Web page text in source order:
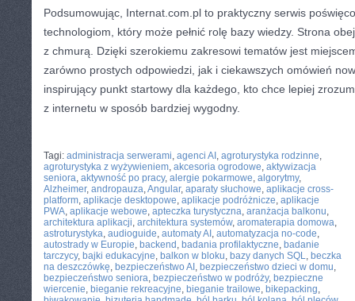
Podsumowując, Internat.com.pl to praktyczny serwis
technologiom, który może pełnić rolę bazy wiedzy. Strona
z chmurą. Dzięki szerokiemu zakresowi tematów jest
zarówno prostych odpowiedzi, jak i ciekawszych omówień
inspirujący punkt startowy dla każdego, kto chce lepiej
z internetu w sposób bardziej wygodny.
Tagi: administracja serwerami, agenci AI , agroturystyka rodzinne,
agroturystyka z wyżywieniem, akcesoria ogrodowe, aktywizacja
seniora, aktywność po pracy, alergie pokarmowe, algorytmy,
Alzheimer, andropauza,Angular, aparaty słuchowe, aplikacje cross-
platform, aplikacje desktopowe, aplikacje podróżnicze, aplikacje
PWA, aplikacje webowe, apteczka turystyczna, aranżacja balkonu,
architektura aplikacji, architektura systemów, aromaterapia domowa,
astroturystyka, audioguide, automaty AI , automatyzacja no-code,
autostrady w Europie, backend , badania profilaktyczne, badanie
tarczycy, bajki edukacyjne, balkon w bloku, bazy danych SQL, beczka
na deszczówkę, bezpieczeństwo AI , bezpieczeństwo dzieci w domu,
bezpieczeństwo seniora, bezpieczeństwo w podróży, bezpieczne
wiercenie, bieganie rekreacyjne, bieganie trailowe, bikepacking,